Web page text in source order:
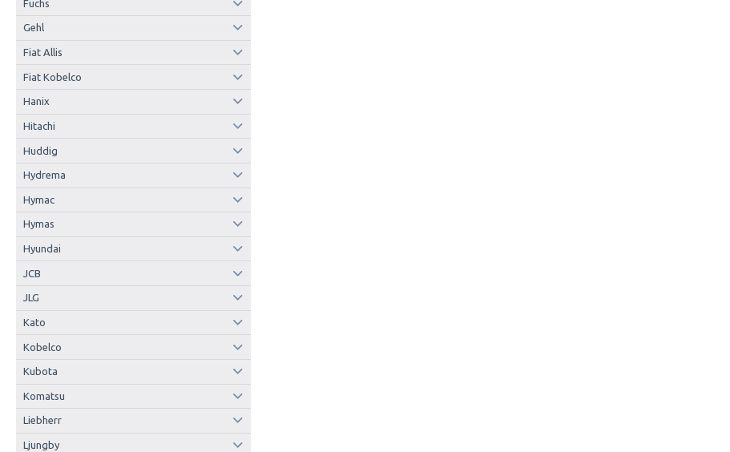
Fuchs
Gehl
Fiat Allis
Fiat Kobelco
Hanix
Hitachi
Huddig
Hydrema
Hymac
Hymas
Hyundai
JCB
JLG
Kato
Kobelco
Kubota
Komatsu
Liebherr
Ljungby